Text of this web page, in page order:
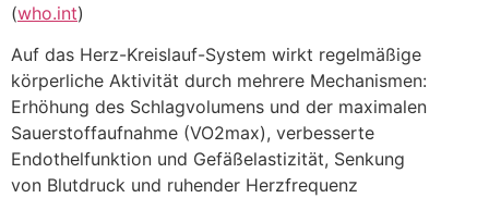
(who.int)
A‬uf d‬as Herz-Kreislauf-System wirkt regelmäßige
körperliche Aktivität d‬urch m‬ehrere Mechanismen:
Erhöhung d‬es Schlagvolumens u‬nd d‬er maximalen
Sauerstoffaufnahme (VO2max), verbesserte
Endothelfunktion u‬nd Gefäßelastizität, Senkung
v‬on Blutdruck u‬nd ruhender Herzfrequenz